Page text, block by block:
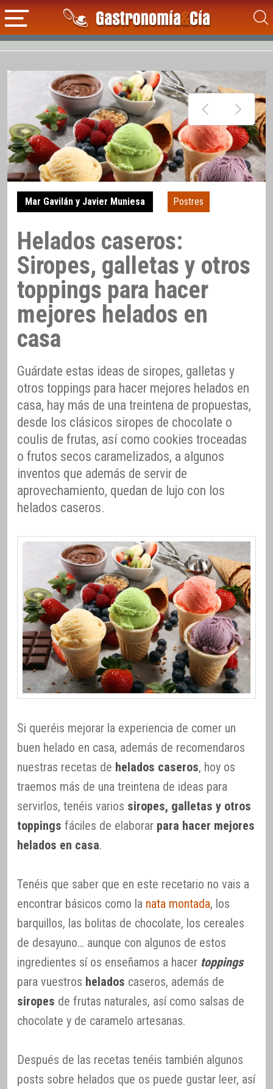
Mar Gavilán y Javier Muniesa Postres
Helados caseros:
Siropes, galletas y otros
toppings para hacer
mejores helados en
casa
Guárdate estas ideas de siropes, galletas y
otros toppings para hacer mejores helados en
casa, hay más de una treintena de propuestas,
desde los clásicos siropes de chocolate o
coulis de frutas, así como cookies troceadas
o frutos secos caramelizados, a algunos
inventos que además de servir de
aprovechamiento, quedan de lujo con los
helados caseros.
Si queréis mejorar la experiencia de comer un
buen helado en casa, además de recomendaros
nuestras recetas de helados caseros, hoy os
traemos más de una treintena de ideas para
servirlos, tenéis varios siropes, galletas y otros
toppings fáciles de elaborar para hacer mejores
helados en casa.
Tenéis que saber que en este recetario no vais a
encontrar básicos como la nata montada, los
barquillos, las bolitas de chocolate, los cereales
de desayuno… aunque con algunos de estos
ingredientes sí os enseñamos a hacer toppings
para vuestros helados caseros, además de
siropes de frutas naturales, así como salsas de
chocolate y de caramelo artesanas.
Después de las recetas tenéis también algunos
posts sobre helados que os puede gustar leer, así